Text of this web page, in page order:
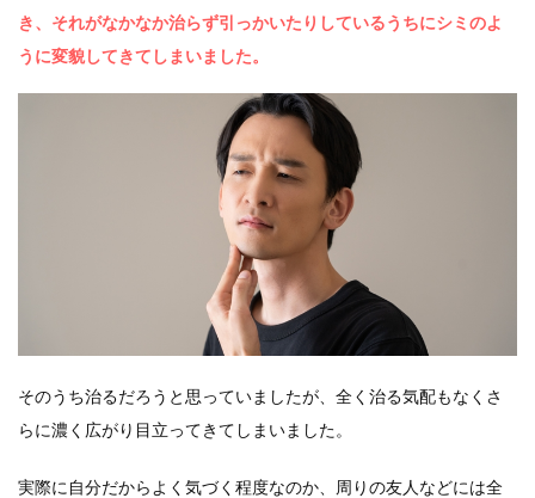
き、それがなかなか治らず引っかいたりしているうちにシミのよ
うに変貌してきてしまいました。
そのうち治るだろうと思っていましたが、全く治る気配もなくさ
らに濃く広がり目立ってきてしまいました。
実際に自分だからよく気づく程度なのか、周りの友人などには全